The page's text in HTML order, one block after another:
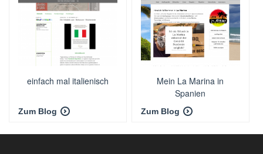
einfach mal italienisch
Zum Blog
Mein La Marina in
Spanien
Zum Blog